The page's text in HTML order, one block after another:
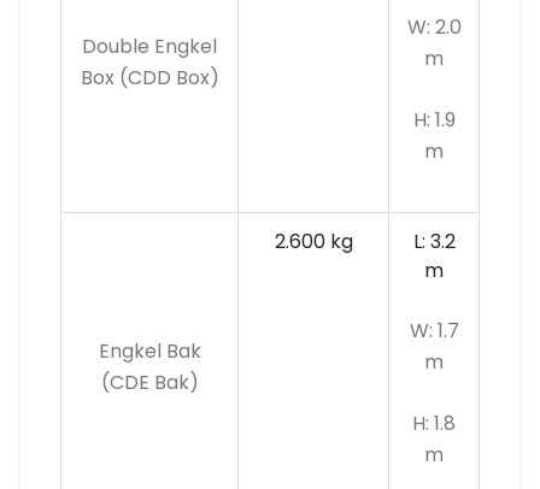
Double Engkel
Box (CDD Box)
W: 2.0
m
H: 1.9
m
Engkel Bak
(CDE Bak)
2.600 kg
L: 3.2
m
W: 1.7
m
H: 1.8
m